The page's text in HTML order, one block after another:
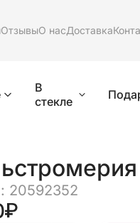
ОтзывыО насДоставка
В
стекле
20592352